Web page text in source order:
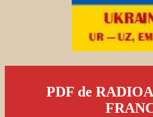
PDF de